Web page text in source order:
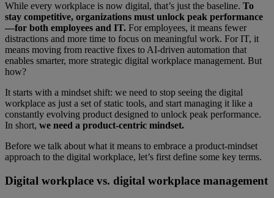
While every workplace is now digital, that’s just the baseline. To
stay competitive, organizations must unlock peak performance
—for both employees and IT. For employees, it means fewer
distractions and more time to focus on meaningful work. For IT, it
means moving from reactive fixes to AI-driven automation that
enables smarter, more strategic digital workplace management. But
how?
It starts with a mindset shift: we need to stop seeing the digital
workplace as just a set of static tools, and start managing it like a
constantly evolving product designed to unlock peak performance.
In short, we need a product-centric mindset.
Before we talk about what it means to embrace a product-mindset
approach to the digital workplace, let’s first define some key terms.
Digital workplace vs. digital workplace management